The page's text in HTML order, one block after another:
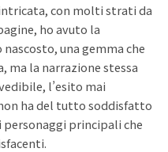
con molti strati da
ho avuto la
una gemma che
ma la narrazione stessa
l’esito mai
ha del tutto soddisfatto
personaggi principali che